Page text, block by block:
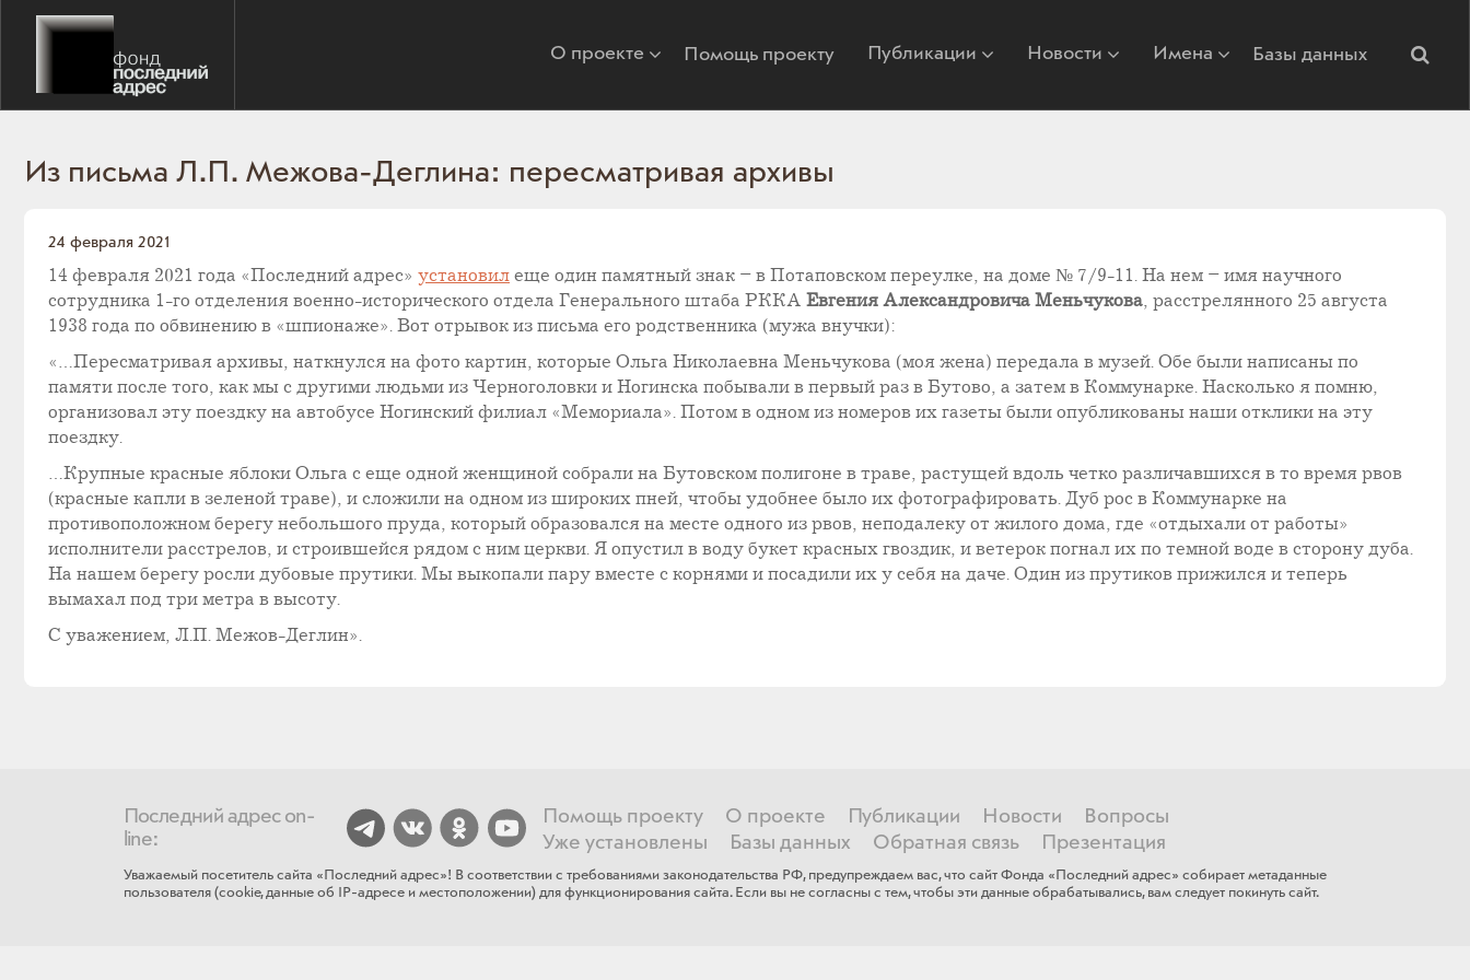
О проекте Помощь проекту Публикации Новости Имена Базы данных
Из письма Л.П. Межова-Деглина: пересматривая архивы
24 февраля 2021
14 февраля 2021 года «Последний адрес» установил еще один памятный знак – в Потаповском переулке, на доме № 7/9-11. На нем – имя научного
сотрудника 1-го отделения военно-исторического отдела Генерального штаба РККА Евгения Александровича Меньчукова, расстрелянного 25 августа
1938 года по обвинению в «шпионаже». Вот отрывок из письма его родственника (мужа внучки):
«…Пересматривая архивы, наткнулся на фото картин, которые Ольга Николаевна Меньчукова (моя жена) передала в музей. Обе были написаны по
памяти после того, как мы с другими людьми из Черноголовки и Ногинска побывали в первый раз в Бутово, а затем в Коммунарке. Насколько я помню,
организовал эту поездку на автобусе Ногинский филиал «Мемориала». Потом в одном из номеров их газеты были опубликованы наши отклики на эту
поездку.
…Крупные красные яблоки Ольга с еще одной женщиной собрали на Бутовском полигоне в траве, растущей вдоль четко различавшихся в то время рвов
(красные капли в зеленой траве), и сложили на одном из широких пней, чтобы удобнее было их фотографировать. Дуб рос в Коммунарке на
противоположном берегу небольшого пруда, который образовался на месте одного из рвов, неподалеку от жилого дома, где «отдыхали от работы»
исполнители расстрелов, и строившейся рядом с ним церкви. Я опустил в воду букет красных гвоздик, и ветерок погнал их по темной воде в сторону дуба.
На нашем берегу росли дубовые прутики. Мы выкопали пару вместе с корнями и посадили их у себя на даче. Один из прутиков прижился и теперь
вымахал под три метра в высоту.
С уважением, Л.П. Межов-Деглин».
Последний адрес on-
line:
Помощь проекту О проекте Публикации Новости
Вопросы
Уже установлены
Базы данных Обратная связь Презентация
Уважаемый посетитель сайта «Последний адрес»! В соответствии с требованиями законодательства РФ, предупреждаем вас, что сайт Фонда «Последний адрес» собирает метаданные
пользователя (cookie, данные об IP-адресе и местоположении) для функционирования сайта​. Если ​вы не согласны с тем, чтобы эти данные обрабатывались, ​вам ​следует покинуть сайт.